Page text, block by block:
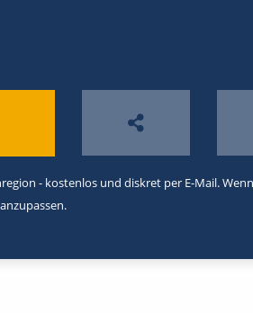
- kostenlos und diskret per E-Mail.